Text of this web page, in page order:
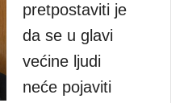
pretpostaviti je
da se u glavi
većine ljudi
neće pojaviti